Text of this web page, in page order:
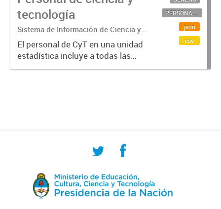
tecnología
Sistema de Información de Ciencia y
Tecnología Argentino (SICYTAR)
El personal de CyT en una unidad
estadística incluye a todas las
personas involucradas
PERSONAL CIENTÍFICO-TECNOLÓGICO
json
csv